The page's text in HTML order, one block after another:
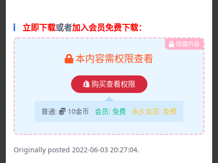
立即下载或者加入会员免费下载：
隐藏内容
本内容需权限查看
购买查看权限
普通: 10金币 会员: 免费 永久会员: 免费
Originally posted 2022-06-03 20:27:04.